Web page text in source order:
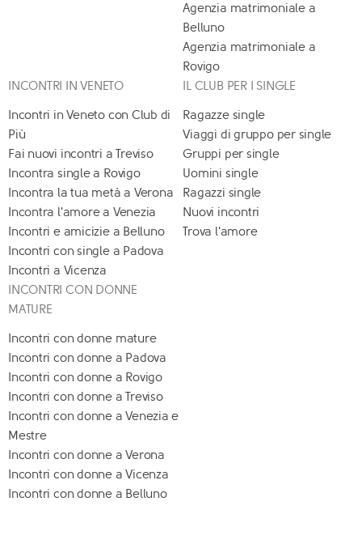
Agenzia matrimoniale a
Belluno
Agenzia matrimoniale a
Rovigo
INCONTRI IN VENETO
Incontri in Veneto con Club di
Più
Fai nuovi incontri a Treviso
Incontra single a Rovigo
Incontra la tua metà a Verona
Incontra l'amore a Venezia
Incontri e amicizie a Belluno
Incontri con single a Padova
Incontri a Vicenza
IL CLUB PER I SINGLE
Ragazze single
Viaggi di gruppo per single
Gruppi per single
Uomini single
Ragazzi single
Nuovi incontri
Trova l'amore
INCONTRI CON DONNE
MATURE
Incontri con donne mature
Incontri con donne a Padova
Incontri con donne a Rovigo
Incontri con donne a Treviso
Incontri con donne a Venezia e
Mestre
Incontri con donne a Verona
Incontri con donne a Vicenza
Incontri con donne a Belluno